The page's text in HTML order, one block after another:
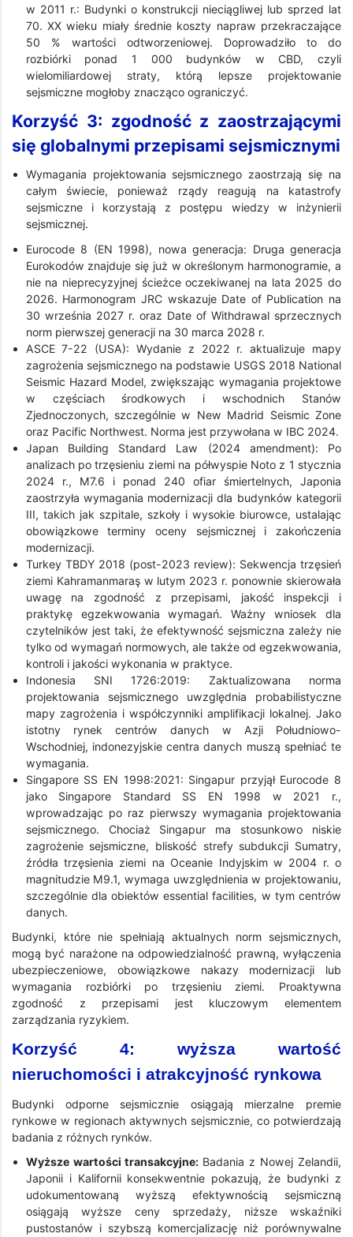
w 2011 r.: Budynki o konstrukcji nieciągliwej lub sprzed lat
70. XX wieku miały średnie koszty napraw przekraczające
50 % wartości odtworzeniowej. Doprowadziło to do
rozbiórki ponad 1 000 budynków w CBD, czyli
wielomiliardowej straty, którą lepsze projektowanie
sejsmiczne mogłoby znacząco ograniczyć.
Korzyść 3: zgodność z zaostrzającymi
się globalnymi przepisami sejsmicznymi
Wymagania projektowania sejsmicznego zaostrzają się na
całym świecie, ponieważ rządy reagują na katastrofy
sejsmiczne i korzystają z postępu wiedzy w inżynierii
sejsmicznej.
Eurocode 8 (EN 1998), nowa generacja: Druga generacja
Eurokodów znajduje się już w określonym harmonogramie, a
nie na nieprecyzyjnej ścieżce oczekiwanej na lata 2025 do
2026. Harmonogram JRC wskazuje Date of Publication na
30 września 2027 r. oraz Date of Withdrawal sprzecznych
norm pierwszej generacji na 30 marca 2028 r.
ASCE 7-22 (USA): Wydanie z 2022 r. aktualizuje mapy
zagrożenia sejsmicznego na podstawie USGS 2018 National
Seismic Hazard Model, zwiększając wymagania projektowe
w częściach środkowych i wschodnich Stanów
Zjednoczonych, szczególnie w New Madrid Seismic Zone
oraz Pacific Northwest. Norma jest przywołana w IBC 2024.
Japan Building Standard Law (2024 amendment): Po
analizach po trzęsieniu ziemi na półwyspie Noto z 1 stycznia
2024 r., M7.6 i ponad 240 ofiar śmiertelnych, Japonia
zaostrzyła wymagania modernizacji dla budynków kategorii
III, takich jak szpitale, szkoły i wysokie biurowce, ustalając
obowiązkowe terminy oceny sejsmicznej i zakończenia
modernizacji.
Turkey TBDY 2018 (post-2023 review): Sekwencja trzęsień
ziemi Kahramanmaraş w lutym 2023 r. ponownie skierowała
uwagę na zgodność z przepisami, jakość inspekcji i
praktykę egzekwowania wymagań. Ważny wniosek dla
czytelników jest taki, że efektywność sejsmiczna zależy nie
tylko od wymagań normowych, ale także od egzekwowania,
kontroli i jakości wykonania w praktyce.
Indonesia SNI 1726:2019: Zaktualizowana norma
projektowania sejsmicznego uwzględnia probabilistyczne
mapy zagrożenia i współczynniki amplifikacji lokalnej. Jako
istotny rynek centrów danych w Azji Południowo-
Wschodniej, indonezyjskie centra danych muszą spełniać te
wymagania.
Singapore SS EN 1998:2021: Singapur przyjął Eurocode 8
jako Singapore Standard SS EN 1998 w 2021 r.,
wprowadzając po raz pierwszy wymagania projektowania
sejsmicznego. Chociaż Singapur ma stosunkowo niskie
zagrożenie sejsmiczne, bliskość strefy subdukcji Sumatry,
źródła trzęsienia ziemi na Oceanie Indyjskim w 2004 r. o
magnitudzie M9.1, wymaga uwzględnienia w projektowaniu,
szczególnie dla obiektów essential facilities, w tym centrów
danych.
Budynki, które nie spełniają aktualnych norm sejsmicznych,
mogą być narażone na odpowiedzialność prawną, wyłączenia
ubezpieczeniowe, obowiązkowe nakazy modernizacji lub
wymagania rozbiórki po trzęsieniu ziemi. Proaktywna
zgodność z przepisami jest kluczowym elementem
zarządzania ryzykiem.
Korzyść 4: wyższa wartość
nieruchomości i atrakcyjność rynkowa
Budynki odporne sejsmicznie osiągają mierzalne premie
rynkowe w regionach aktywnych sejsmicznie, co potwierdzają
badania z różnych rynków.
Wyższe wartości transakcyjne: Badania z Nowej Zelandii,
Japonii i Kalifornii konsekwentnie pokazują, że budynki z
udokumentowaną wyższą efektywnością sejsmiczną
osiągają wyższe ceny sprzedaży, niższe wskaźniki
pustostanów i szybszą komercjalizację niż porównywalne